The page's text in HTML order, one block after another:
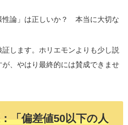
性論」は正しいか？ 本当に大切な
します。ホリエモンよりも少し説
、やはり最終的には賛成できませ
「偏差値50以下の人